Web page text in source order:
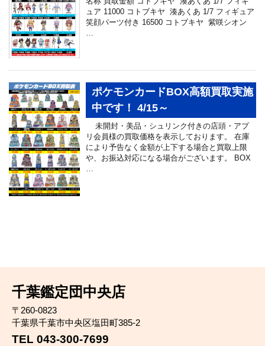
ュア 11000 コトブキヤ 湊あくあ 1/7 フィギュア
笑顔パーツ付き 16500 コトブキヤ 紫咲シオン
…
ポケモンカードBOX高額買取実施
中です！ 4/15～
未開封・美品・シュリンク付きの店頭・アプ
リ会員様の買取価格を表示しております。 在庫
により予告なく金額が上下する場合と買取上限
や、お振込対応になる場合がございます。 BOX
…
千葉鑑定団中央店
〒260-0823
千葉県千葉市中央区塩田町385-2
TEL 043-300-7699